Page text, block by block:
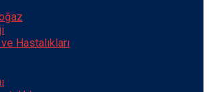
Hastalıkları